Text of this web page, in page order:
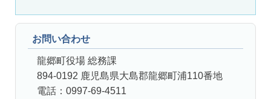
お問い合わせ
龍郷町役場 総務課
894-0192 鹿児島県大島郡龍郷町浦110番地
電話：0997-69-4511